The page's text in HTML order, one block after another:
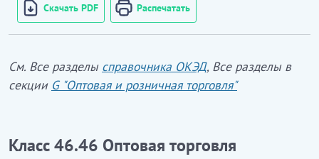
Скачать PDF Распечатать
См. Все разделы справочника ОКЭД, Все разделы в
секции G "Оптовая и розничная торговля"
Класс 46.46 Оптовая торговля